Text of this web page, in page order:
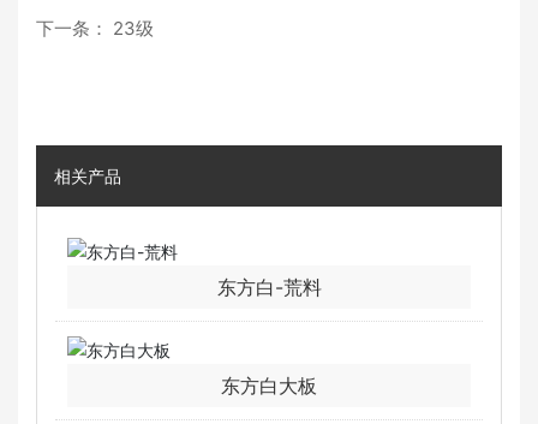
下一条： 23级
相关产品
东方白-荒料
东方白大板